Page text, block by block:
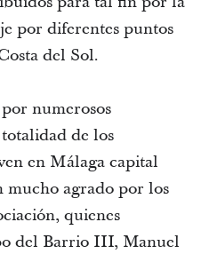
por diferentes puntos
del Sol.
numerosos
de los
en Málaga capital
mucho agrado por los
quienes
del Barrio III, Manuel